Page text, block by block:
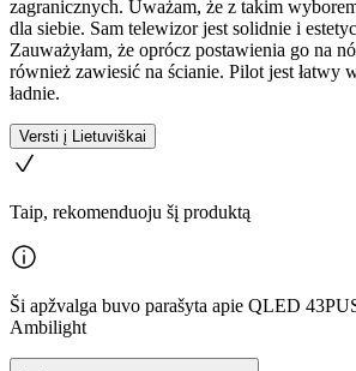
zagranicznych. Uważam, że z takim
dla siebie. Sam telewizor jest solidnie i
Zauważyłam, że oprócz postawienia go na
również zawiesić na ścianie. Pilot jest łatwy
ładnie.
Versti į Lietuviškai
Taip, rekomenduoju šį produktą
Ši apžvalga buvo parašyta apie QLED
Ambilight